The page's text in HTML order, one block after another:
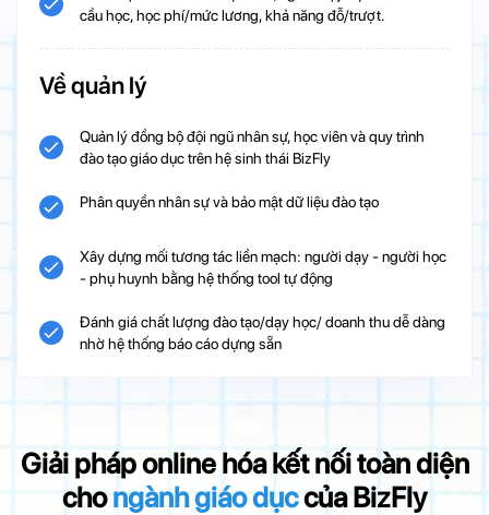
cầu học, học phí/mức lương, khả năng đỗ/trượt.
Về quản lý
Quản lý đồng bộ đội ngũ nhân sự, học viên và quy trình
đào tạo giáo dục trên hệ sinh thái BizFly
Phân quyền nhân sự và bảo mật dữ liệu đào tạo
Xây dựng mối tương tác liền mạch: người dạy - người học
- phụ huynh bằng hệ thống tool tự động
Đánh giá chất lượng đào tạo/dạy học/ doanh thu dễ dàng
nhờ hệ thống báo cáo dựng sẵn
Giải pháp online hóa kết nối toàn diện
chongành giáo dụccủa BizFly